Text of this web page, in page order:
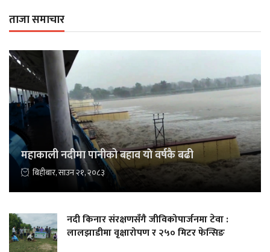
ताजा समाचार
महाकाली नदीमा पानीको बहाव याे वर्षकै बढी
बिहीबार, साउन २१, २०८३
नदी किनार संरक्षणसँगै जीविकोपार्जनमा टेवा :
लालझाडीमा वृक्षारोपण र २५० मिटर फेन्सिङ